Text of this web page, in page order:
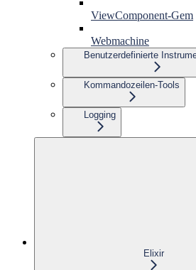
ViewComponent-Gem
Webmachine
Benutzerdefinierte
Kommandozeilen-Tools
Logging
Elixir